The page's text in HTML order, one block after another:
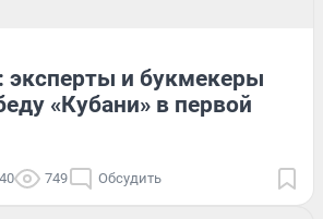
эксперты и букмекеры
«Кубани» в первой
749 Обсудить